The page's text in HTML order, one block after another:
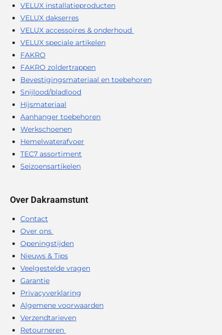
VELUX installatieproducten
VELUX dakserres
VELUX accessoires & onderhoud
VELUX speciale artikelen
FAKRO
FAKRO zoldertrappen
Bevestigingsmateriaal en toebehoren
Snijlood/bladlood
Hijsmateriaal
Aanhanger toebehoren
Werkschoenen
Hemelwaterafvoer
TEC7 assortiment
Seizoensartikelen
Over Dakraamstunt
Contact
Over ons
Openingstijden
Nieuws & Tips
Veelgestelde vragen
Garantie
Privacyverklaring
Algemene voorwaarden
Verzendtarieven
Retourneren